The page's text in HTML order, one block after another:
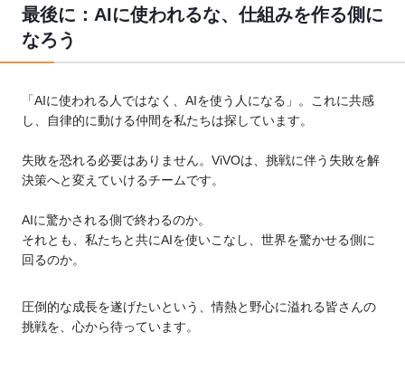
最後に：AIに使われるな、仕組みを作る側に
なろう
「AIに使われる人ではなく、AIを使う人になる」。これに共感
し、自律的に動ける仲間を私たちは探しています。
失敗を恐れる必要はありません。ViVOは、挑戦に伴う失敗を解
決策へと変えていけるチームです。
AIに驚かされる側で終わるのか。
それとも、私たちと共にAIを使いこなし、世界を驚かせる側に
回るのか。
圧倒的な成長を遂げたいという、情熱と野心に溢れる皆さんの
挑戦を、心から待っています。